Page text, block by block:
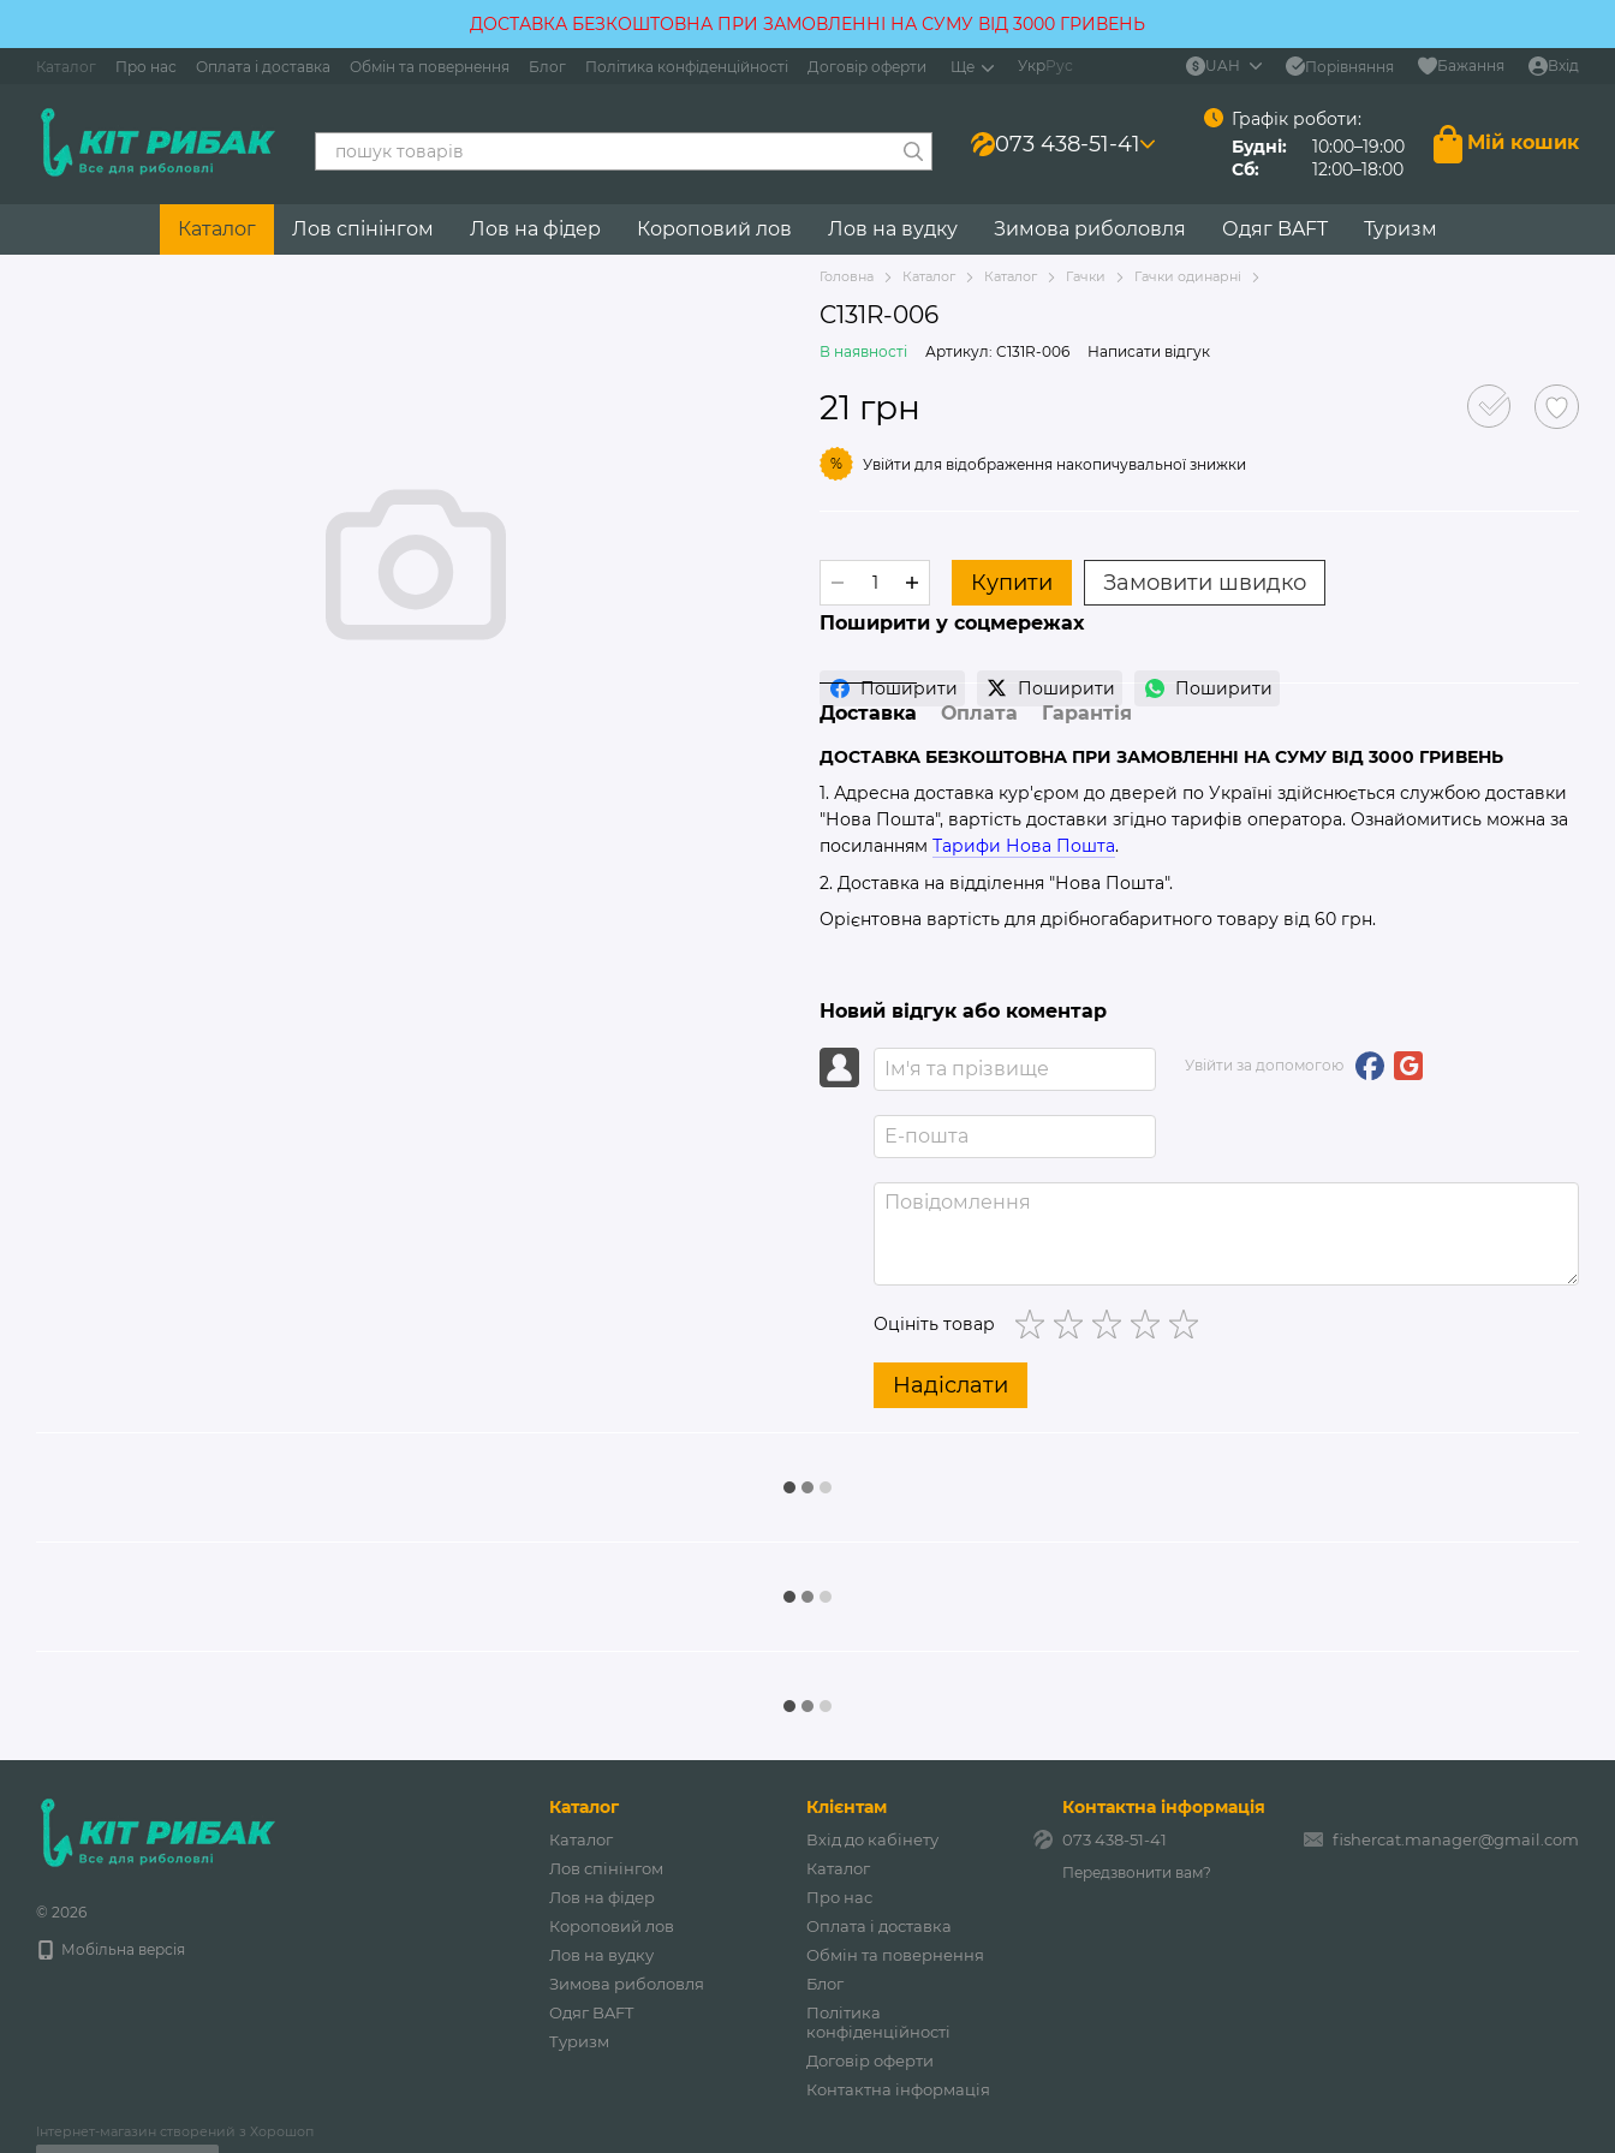
ДОСТАВКА БЕЗКОШТОВНА ПРИ ЗАМОВЛЕННІ НА СУМУ ВІД 3000 ГРИВЕНЬ
Каталог Про нас Оплата і доставка Обмін та повернення Блог Політика конфіденційності Договір оферти Ще УкрРус UAH Порівняння Бажання Вхід
073 438-51-41
Графік роботи:
Будні:
10:00–19:00
Сб:
12:00–18:00
Мій кошик
Каталог Лов спінінгом Лов на фідер Короповий лов Лов на вудку Зимова риболовля Одяг BAFT Туризм
Головна Каталог Каталог Гачки Гачки одинарні
C131R-006
В наявності Артикул: C131R-006 Написати відгук
21 грн
% Увійти для відображення накопичувальної знижки
Купити Замовити швидко
Поширити у соцмережах
Поширити Поширити Поширити
Доставка Оплата Гарантія
ДОСТАВКА БЕЗКОШТОВНА ПРИ ЗАМОВЛЕННІ НА СУМУ ВІД 3000 ГРИВЕНЬ
1. Адресна доставка кур'єром до дверей по Україні здійснюється службою доставки
"Нова Пошта", вартість доставки згідно тарифів оператора. Ознайомитись можна за
посиланням Тарифи Нова Пошта.
2. Доставка на відділення "Нова Пошта".
Орієнтовна вартість для дрібногабаритного товару від 60 грн.
Новий відгук або коментар
Увійти за допомогою
Оцініть товар
Надіслати
© 2026
Мобільна версія
Інтернет-магазин створений з Хорошоп
Каталог
Каталог
Лов спінінгом
Лов на фідер
Короповий лов
Лов на вудку
Зимова риболовля
Одяг BAFT
Туризм
Клієнтам
Вхід до кабінету
Каталог
Про нас
Оплата і доставка
Обмін та повернення
Блог
Політика
конфіденційності
Договір оферти
Контактна інформація
Контактна інформація
073 438-51-41
Передзвонити вам?
fishercat.manager@gmail.com